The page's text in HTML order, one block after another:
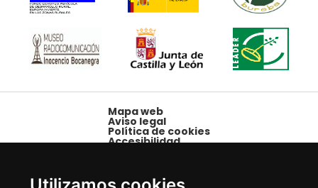
Mapa web
Aviso legal
Política de cookies
Accesibilidad
09250 Belorado,